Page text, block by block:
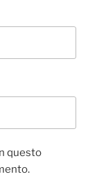
questo